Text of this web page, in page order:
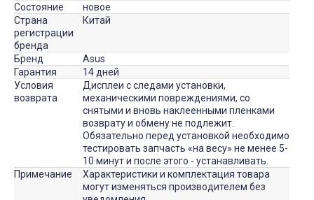
Состояние
новое
Страна
регистрации
бренда
Китай
Бренд
Asus
Гарантия
14 дней
Условия
возврата
Дисплеи с следами установки,
механическими повреждениями, со
снятыми и вновь наклеенными пленками
возврату и обмену не подлежит.
Обязательно перед установкой необходимо
тестировать запчасть «на весу» не менее 5-
10 минут и после этого - устанавливать.
Примечание
Характеристики и комплектация товара
могут изменяться производителем без